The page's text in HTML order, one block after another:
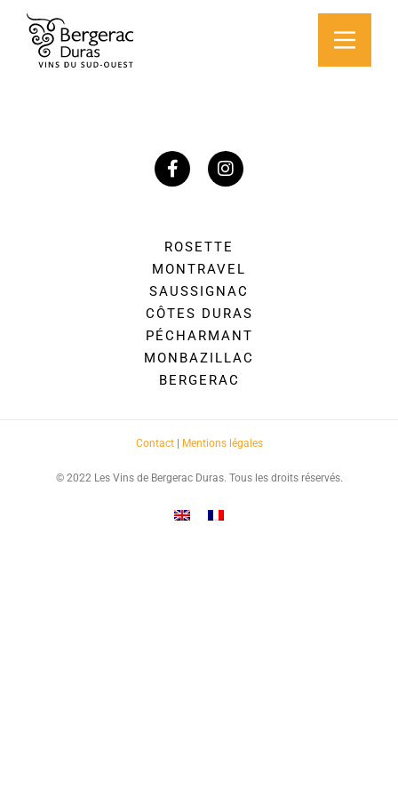
ROSETTE
MONTRAVEL
SAUSSIGNAC
CÔTES DURAS
PÉCHARMANT
MONBAZILLAC
BERGERAC
Contact| Mentions légales
© 2022 Les Vins de Bergerac Duras. Tous les droits réservés.